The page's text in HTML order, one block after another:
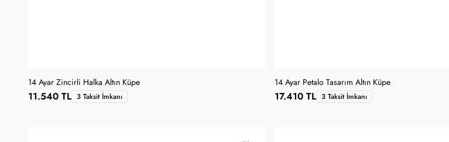
14 Ayar Zincirli Halka Altın Küpe
11.540 TL 3 Taksit İmkanı
14 Ayar Petalo Tasarım Altın Küpe
17.410 TL 3 Taksit İmkanı